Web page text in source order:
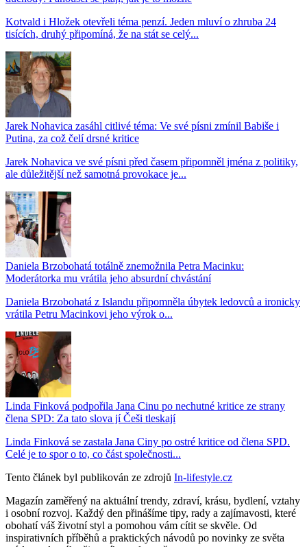
Kotvald i Hložek otevřeli téma penzí. Jeden mluví o zhruba 24
tisících, druhý připomíná, že na stát se celý...
Jarek Nohavica zasáhl citlivé téma: Ve své písni zmínil Babiše i
Putina, za což čelí drsné kritice
Jarek Nohavica ve své písni před časem připomněl jména z politiky,
ale důležitější než samotná provokace je...
Daniela Brzobohatá totálně znemožnila Petra Macinku:
Moderátorka mu vrátila jeho absurdní chvástání
Daniela Brzobohatá z Islandu připomněla úbytek ledovců a ironicky
vrátila Petru Macinkovi jeho výrok o...
Linda Finková podpořila Jana Cinu po nechutné kritice ze strany
člena SPD: Za tato slova jí Češi tleskají
Linda Finková se zastala Jana Ciny po ostré kritice od člena SPD.
Celé je to spor o to, co část společnosti...
Tento článek byl publikován ze zdrojů In-lifestyle.cz
Magazín zaměřený na aktuální trendy, zdraví, krásu, bydlení, vztahy
i osobní rozvoj. Každý den přinášíme tipy, rady a zajímavosti, které
obohatí váš životní styl a pomohou vám cítit se skvěle. Od
inspirativních příběhů a praktických návodů po novinky ze světa